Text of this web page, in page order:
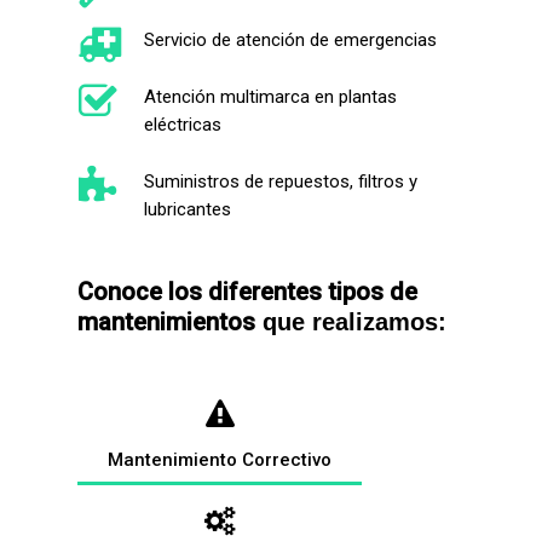
Servicio de atención de emergencias
Atención multimarca en plantas
eléctricas
Suministros de repuestos, filtros y
lubricantes
Conoce los diferentes tipos de
mantenimientos que realizamos:
Mantenimiento Correctivo